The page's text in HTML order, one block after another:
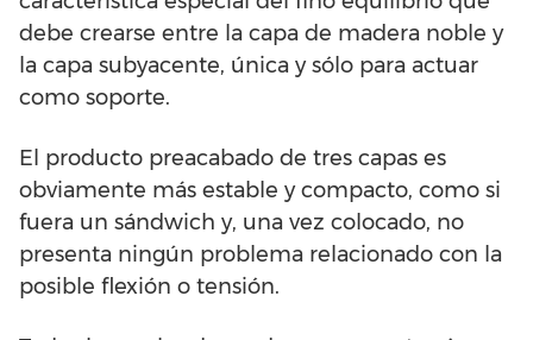
debe crearse entre la capa de madera noble y
la capa subyacente, única y sólo para actuar
como soporte.
El producto preacabado de tres capas es
obviamente más estable y compacto, como si
fuera un sándwich y, una vez colocado, no
presenta ningún problema relacionado con la
posible flexión o tensión.